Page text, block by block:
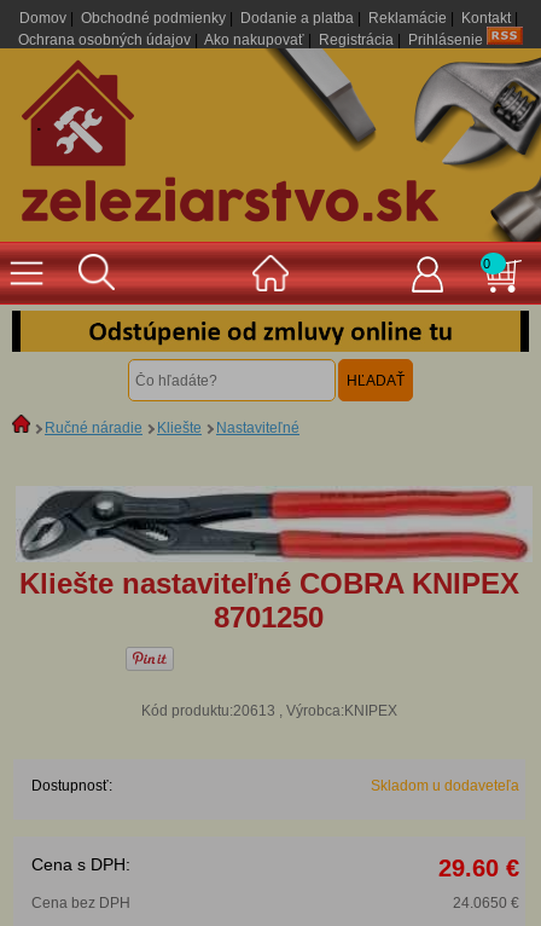
Domov Obchodné podmienky Dodanie a platba Reklamácie Kontakt|
Ochrana osobných údajov
Ako nakupovať Registrácia Prihlásenie
.
0
Ručné náradie Kliešte Nastaviteľné
Kliešte nastaviteľné COBRA KNIPEX
8701250
Kód produktu:20613 , Výrobca:KNIPEX
Dostupnosť: Skladom u dodaveteľa
Cena s DPH: 29.60 €
Cena bez DPH 24.0650 €